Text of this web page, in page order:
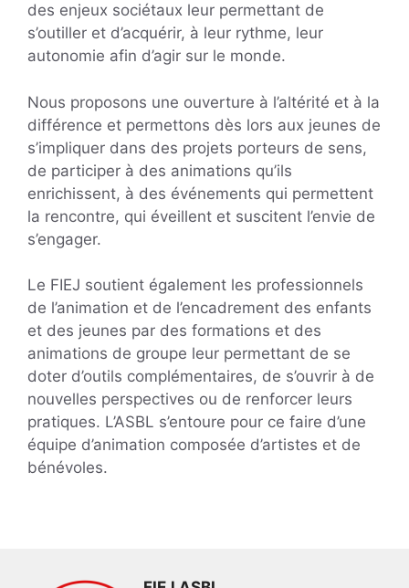
des enjeux sociétaux leur permettant de
s’outiller et d’acquérir, à leur rythme, leur
autonomie afin d’agir sur le monde.
Nous proposons une ouverture à l’altérité et à la
différence et permettons dès lors aux jeunes de
s’impliquer dans des projets porteurs de sens,
de participer à des animations qu’ils
enrichissent, à des événements qui permettent
la rencontre, qui éveillent et suscitent l’envie de
s’engager.
Le FIEJ soutient également les professionnels
de l’animation et de l’encadrement des enfants
et des jeunes par des formations et des
animations de groupe leur permettant de se
doter d’outils complémentaires, de s’ouvrir à de
nouvelles perspectives ou de renforcer leurs
pratiques. L’ASBL s’entoure pour ce faire d’une
équipe d’animation composée d’artistes et de
bénévoles.